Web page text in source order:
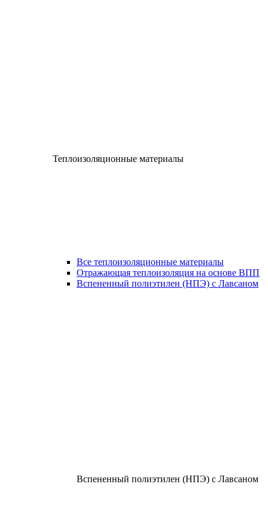
Теплоизоляционные материалы
Все теплоизоляционные материалы
Отражающая теплоизоляция на основе ВПП
Вспененный полиэтилен (НПЭ) с Лавсаном
Вспененный полиэтилен (НПЭ) с Лавсаном